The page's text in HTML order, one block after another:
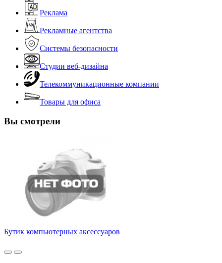
Реклама
Рекламные агентства
Системы безопасности
Студии веб-дизайна
Телекоммуникационные компании
Товары для офиса
Вы смотрели
Бутик компьютерных аксессуаров